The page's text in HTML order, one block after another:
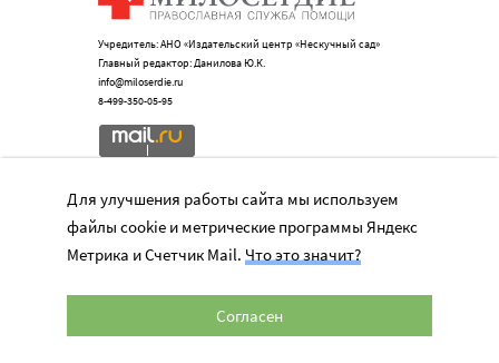
Учредитель: АНО «Издательский центр «Нескучный сад»
Главный редактор: Данилова Ю.К.
info@miloserdie.ru
8-499-350-05-95
Портал
Наши партнеры
Для улучшения работы сайта мы используем
файлы cookie и метрические программы Яндекс
Метрика и Счетчик Mail. Что это значит?
Согласен